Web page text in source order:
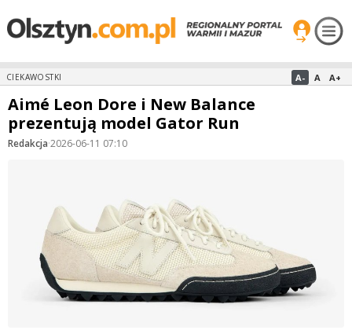
CIEKAWOSTKI A- A A+
Aimé Leon Dore i New Balance
prezentują model Gator Run
Redakcja·2026-06-11 07:10